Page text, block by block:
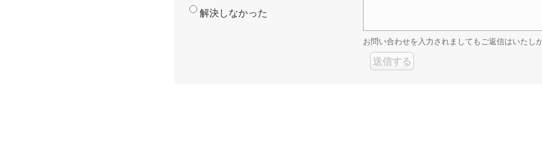
解決しなかった
お問い合わせを入力されましてもご返信はいたし